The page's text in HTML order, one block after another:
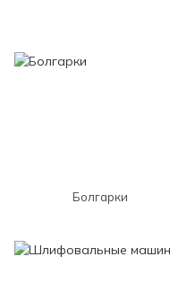
Болгарки